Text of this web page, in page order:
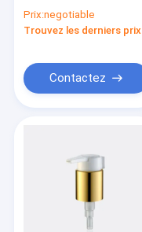
personnalisées en
plastique 07B 20/410
Prix:negotiable
Trouvez les derniers prix
Contactez